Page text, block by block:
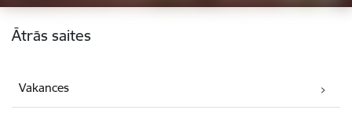
Kājene
Ātrās saites
Vakances